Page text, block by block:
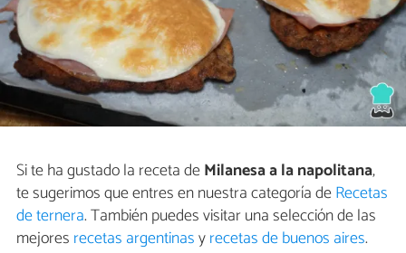
Si te ha gustado la receta deMilanesa a la napolitana,
te sugerimos que entres en nuestra categoría deRecetas
de ternera. También puedes visitar una selección de las
mejores recetas argentinasyrecetas de buenos aires.